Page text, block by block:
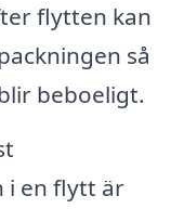
flytten kan
så
beboeligt.
i en flytt är